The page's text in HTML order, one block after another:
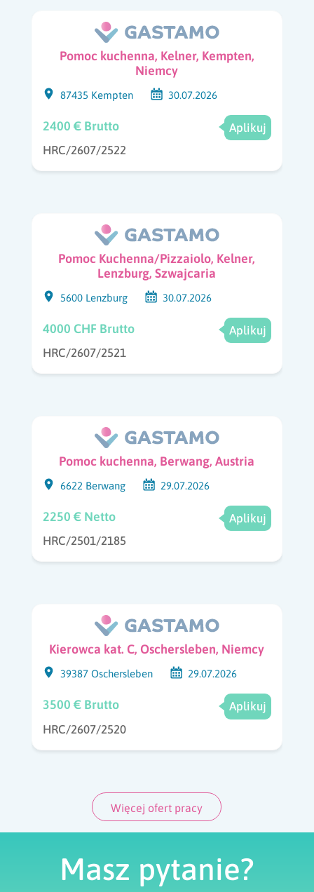
Pomoc kuchenna, Kelner, Kempten,
Niemcy
87435 Kempten 30.07.2026
2400 € Brutto
Aplikuj
HRC/2607/2522
Pomoc Kuchenna/Pizzaiolo, Kelner,
Lenzburg, Szwajcaria
5600 Lenzburg 30.07.2026
4000 CHF Brutto
Aplikuj
HRC/2607/2521
Pomoc kuchenna, Berwang, Austria
6622 Berwang 29.07.2026
2250 € Netto
Aplikuj
HRC/2501/2185
Kierowca kat. C, Oschersleben, Niemcy
39387 Oschersleben 29.07.2026
3500 € Brutto
Aplikuj
HRC/2607/2520
Więcej ofert pracy
Masz pytanie?